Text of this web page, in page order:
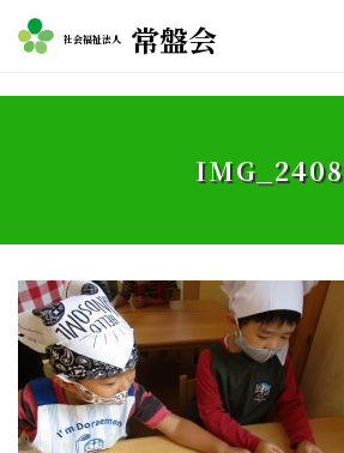
社会福祉法人 常盤会
IMG_2408